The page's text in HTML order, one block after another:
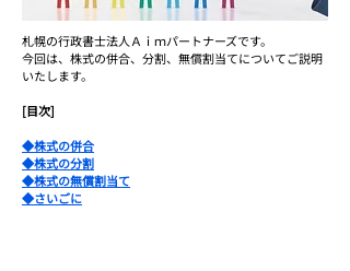
札幌の行政書士法人Ａｉｍパートナーズです。
今回は、株式の併合、分割、無償割当てについてご説明
いたします。
[目次]
◆株式の併合
◆株式の分割
◆株式の無償割当て
◆さいごに